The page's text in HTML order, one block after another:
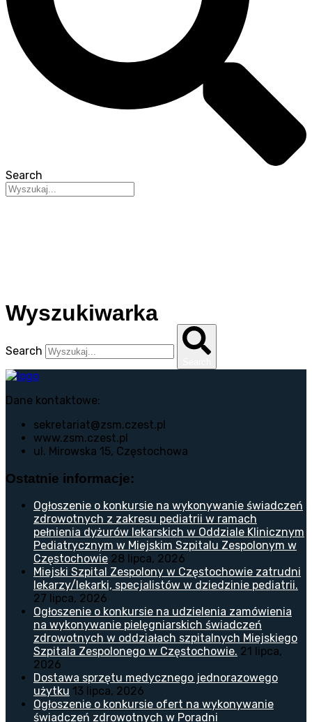
Search
Wyszukiwarka
Search
Dane kontaktowe:
sekretariat@zsm.czest.pl
www.zsm.czest.pl
ul. Mirowska 15, Częstochowa
Ostatnie informacje:
Ogłoszenie o konkursie na wykonywanie świadczeń
zdrowotnych z zakresu pediatrii w ramach
pełnienia dyżurów lekarskich w Oddziale Klinicznym
Pediatrycznym w Miejskim Szpitalu Zespolonym w
Częstochowie 28 lipca, 2026
Miejski Szpital Zespolony w Częstochowie zatrudni
lekarzy/lekarki, specjalistów w dziedzinie pediatrii.
27 lipca, 2026
Ogłoszenie o konkursie na udzielenia zamówienia
na wykonywanie pielęgniarskich świadczeń
zdrowotnych w oddziałach szpitalnych Miejskiego
Szpitala Zespolonego w Częstochowie. 21 lipca,
2026
Dostawa sprzętu medycznego jednorazowego
użytku 13 lipca, 2026
Ogłoszenie o konkursie ofert na wykonywanie
świadczeń zdrowotnych w Poradni